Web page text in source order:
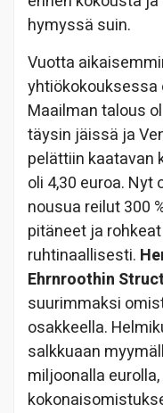
hymyssä suin.
Vuotta
yhtiökokouksessa
Maailman talous
täysin jäissä ja
pelättiin kaatavan
oli 4,30 euroa. Nyt
nousua reilut 300
pitäneet ja
ruhtinaallisesti.
Ehrnroothin
suurimmaksi
osakkeella.
salkkuaan
miljoonalla eurolla,